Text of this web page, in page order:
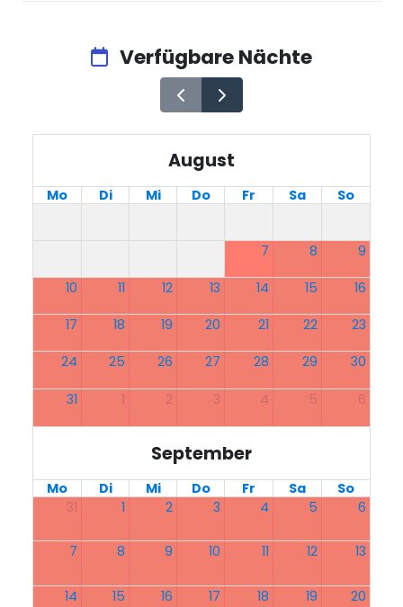
Verfügbare Nächte
August
Mo Di Mi Do Fr Sa So
7 8 9
10 11 12 13 14 15 16
17 18 19 20 21 22 23
24 25 26 27 28 29 30
31 1 2 3 4 5 6
September
Mo Di Mi Do Fr Sa
So
31
1 2 3 4 5 6
7 8 9 10 11 12 13
14 15 16 17 18 19 20